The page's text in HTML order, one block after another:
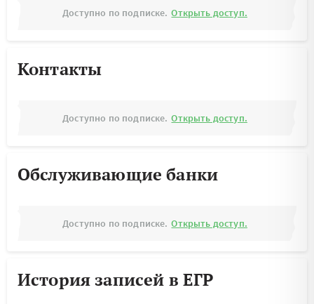
Доступно по подписке. Открыть доступ.
Контакты
Доступно по подписке. Открыть доступ.
Обслуживающие банки
Доступно по подписке. Открыть доступ.
История записей в ЕГР